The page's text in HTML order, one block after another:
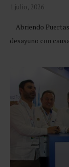
1 julio, 2026
Abriendo
desayuno con